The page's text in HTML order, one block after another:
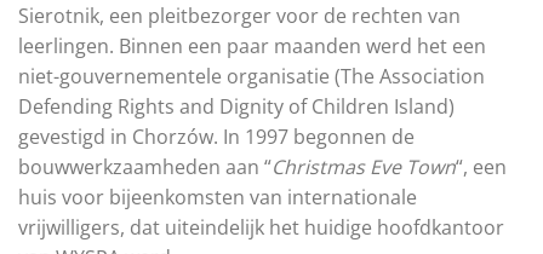
Sierotnik, een pleitbezorger voor de rechten van
leerlingen. Binnen een paar maanden werd het een
niet-gouvernementele organisatie (The Association
Defending Rights and Dignity of Children Island)
gevestigd in Chorzów. In 1997 begonnen de
bouwwerkzaamheden aan “Christmas Eve Town“, een
huis voor bijeenkomsten van internationale
vrijwilligers, dat uiteindelijk het huidige hoofdkantoor